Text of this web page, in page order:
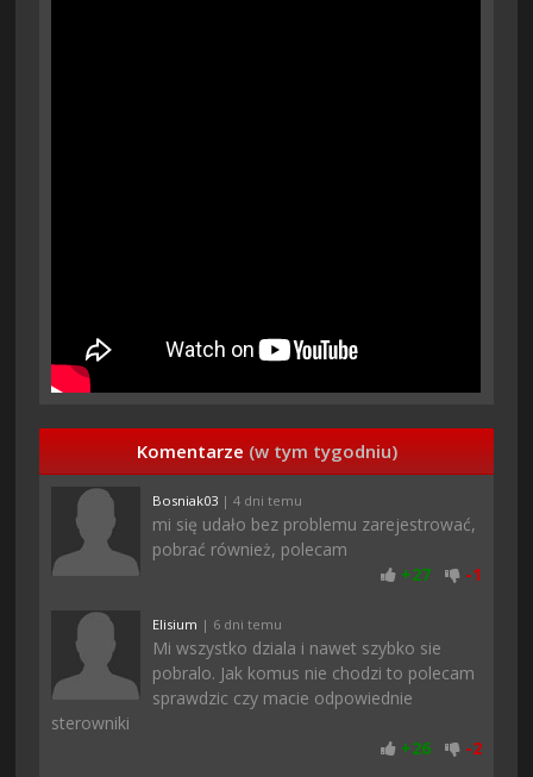
Komentarze (w tym tygodniu)
Bosniak03 | 4 dni temu
mi się udało bez problemu zarejestrować,
pobrać również, polecam
+27 -1
Elisium | 6 dni temu
Mi wszystko dziala i nawet szybko sie
pobralo. Jak komus nie chodzi to polecam
sprawdzic czy macie odpowiednie
sterowniki
+26 -2